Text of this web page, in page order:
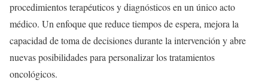
procedimientos terapéuticos y diagnósticos en un único acto
médico. Un enfoque que reduce tiempos de espera, mejora la
capacidad de toma de decisiones durante la intervención y abre
nuevas posibilidades para personalizar los tratamientos
oncológicos.